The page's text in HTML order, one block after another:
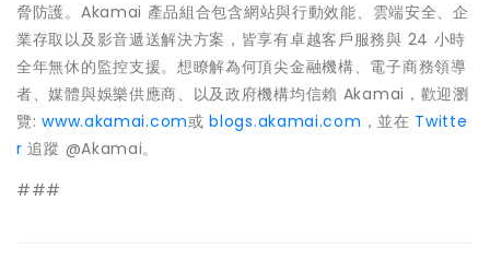
脅防護。Akamai 產品組合包含網站與行動效能、雲端安全、企
業存取以及影音遞送解決方案，皆享有卓越客戶服務與 24 小時
全年無休的監控支援。想瞭解為何頂尖金融機構、電子商務領導
者、媒體與娛樂供應商、以及政府機構均信賴 Akamai，歡迎瀏
覽:www.akamai.com或blogs.akamai.com ，並在 Twitte
r追蹤 @Akamai。
###